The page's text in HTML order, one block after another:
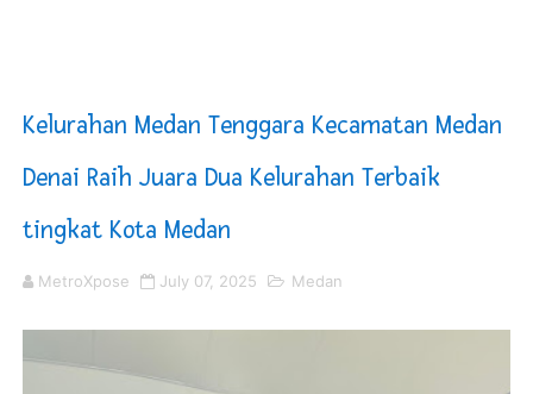
Kurve Kecamatan Medan Tembung Antisipasi Banjir
Optimalkan Efisiensi Anggaran, Bupati Taput JTP
PT ASDP Cabang Ambon Siap Dukung Program Bank
Kelurahan Medan Tenggara Kecamatan Medan
Denai Raih Juara Dua Kelurahan Terbaik
tingkat Kota Medan
MetroXpose July 07, 2025 Medan